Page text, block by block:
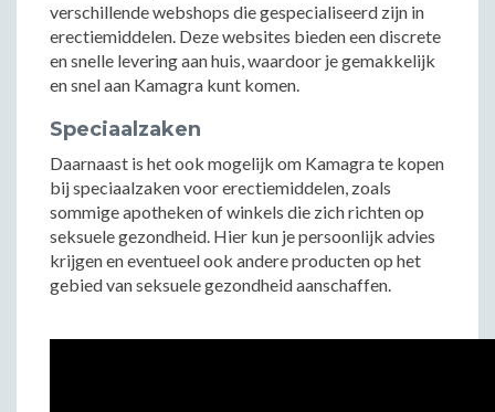
verschillende webshops die gespecialiseerd zijn in
erectiemiddelen. Deze websites bieden een discrete
en snelle levering aan huis, waardoor je gemakkelijk
en snel aan Kamagra kunt komen.
Speciaalzaken
Daarnaast is het ook mogelijk om Kamagra te kopen
bij speciaalzaken voor erectiemiddelen, zoals
sommige apotheken of winkels die zich richten op
seksuele gezondheid. Hier kun je persoonlijk advies
krijgen en eventueel ook andere producten op het
gebied van seksuele gezondheid aanschaffen.